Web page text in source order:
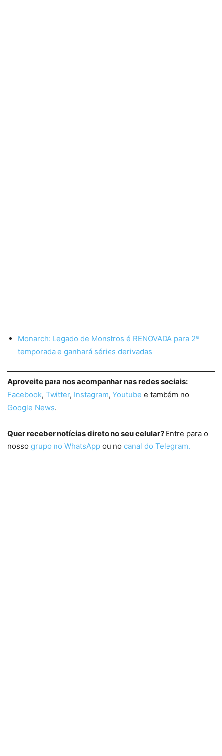
Monarch: Legado de Monstros é RENOVADA para 2ª
temporada e ganhará séries derivadas
Aproveite para nos acompanhar nas redes sociais:
Facebook, Twitter, Instagram, Youtube e também no
Google News.
Quer receber notícias direto no seu celular? Entre para o
nosso grupo no WhatsApp ou no canal do Telegram.